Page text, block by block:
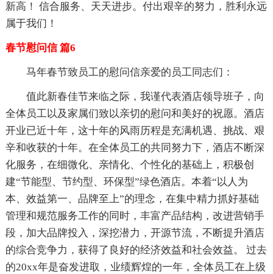
新高！ 信合服务、天天进步。付出艰辛的努力，胜利永远
属于我们！
春节慰问信 篇6
马年春节致员工的慰问信亲爱的员工同志们：
值此新春佳节来临之际，我谨代表酒店领导班子，向
全体员工以及家属们致以亲切的慰问和美好的祝愿。酒店
开业已近十年，这十年的风雨历程是充满机遇、挑战、艰
辛和收获的十年。在全体员工的共同努力下，酒店不断深
化服务，在细微化、亲情化、个性化的基础上，积极创
建“节能型、节约型、环保型”绿色酒店。本着“以人为
本、效益第一、品牌至上”的理念，在集中精力抓好基础
管理和规范服务工作的同时，丰富产品结构，改进营销手
段，加大品牌投入，深挖潜力，开源节流，不断提升酒店
的综合竞争力，获得了良好的经济效益和社会效益。 过去
的20xx年是奋发进取，业绩辉煌的一年，全体员工在上级